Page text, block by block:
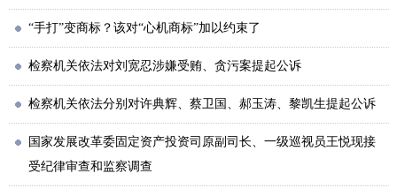
“手打”变商标？该对“心机商标”加以约束了
检察机关依法对刘宽忍涉嫌受贿、贪污案提起公诉
检察机关依法分别对许典辉、蔡卫国、郝玉涛、黎凯生提起公诉
国家发展改革委固定资产投资司原副司长、一级巡视员王悦现接
受纪律审查和监察调查